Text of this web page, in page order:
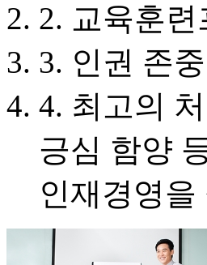
2. 교육훈
3. 인권 존
4. 최고의
긍심 함양
인재경영